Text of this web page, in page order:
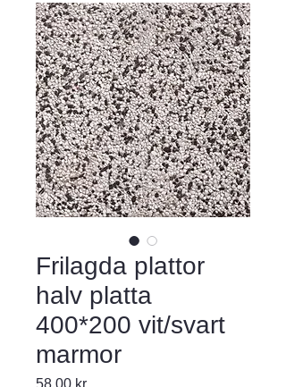
Frilagda plattor
halv platta
400*200 vit/svart
marmor
58,00 krPris